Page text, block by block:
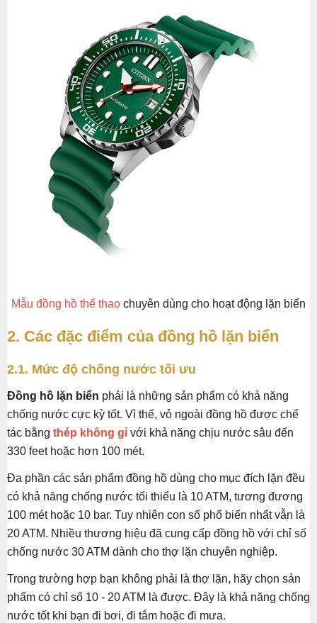
Mẫu đồng hồ thể thao chuyên dùng cho hoạt động lặn biển
2. Các đặc điểm của đồng hồ lặn biển
2.1. Mức độ chống nước tối ưu
Đồng hồ lặn biển phải là những sản phẩm có khả năng
chống nước cực kỳ tốt. Vì thế, vỏ ngoài đồng hồ được chế
tác bằng thép không gỉ với khả năng chịu nước sâu đến
330 feet hoặc hơn 100 mét.
Đa phần các sản phẩm đồng hồ dùng cho mục đích lặn đều
có khả năng chống nước tối thiểu là 10 ATM, tương đương
100 mét hoặc 10 bar. Tuy nhiên con số phổ biến nhất vẫn là
20 ATM. Nhiều thương hiệu đã cung cấp đồng hồ với chỉ số
chống nước 30 ATM dành cho thợ lặn chuyên nghiệp.
Trong trường hợp bạn không phải là thợ lặn, hãy chọn sản
phẩm có chỉ số 10 - 20 ATM là được. Đây là khả năng chống
nước tốt khi bạn đi bơi, đi tắm hoặc đi mưa.